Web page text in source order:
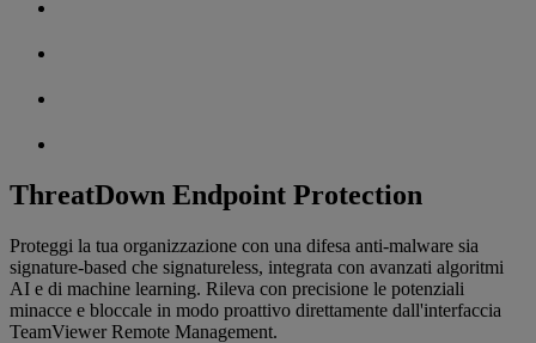
ThreatDown Endpoint Protection
Proteggi la tua organizzazione con una difesa anti-malware sia
signature-based che signatureless, integrata con avanzati algoritmi
AI e di machine learning. Rileva con precisione le potenziali
minacce e bloccale in modo proattivo direttamente dall'interfaccia
TeamViewer Remote Management.